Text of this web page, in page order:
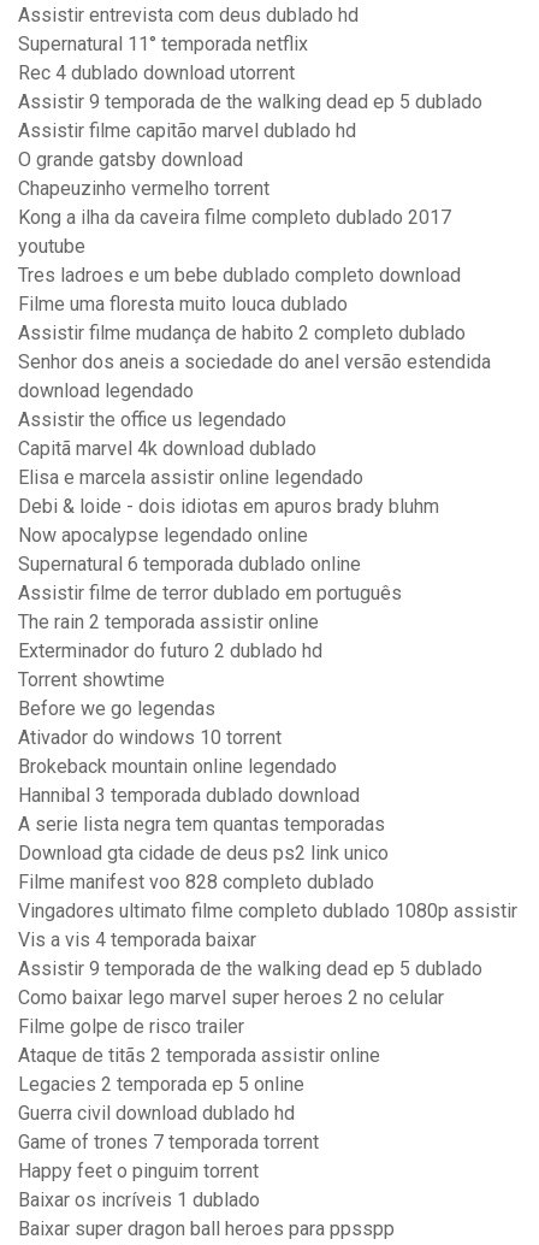
Assistir entrevista com deus dublado hd
Supernatural 11° temporada netflix
Rec 4 dublado download utorrent
Assistir 9 temporada de the walking dead ep 5 dublado
Assistir filme capitão marvel dublado hd
O grande gatsby download
Chapeuzinho vermelho torrent
Kong a ilha da caveira filme completo dublado 2017
youtube
Tres ladroes e um bebe dublado completo download
Filme uma floresta muito louca dublado
Assistir filme mudança de habito 2 completo dublado
Senhor dos aneis a sociedade do anel versão estendida
download legendado
Assistir the office us legendado
Capitã marvel 4k download dublado
Elisa e marcela assistir online legendado
Debi & loide - dois idiotas em apuros brady bluhm
Now apocalypse legendado online
Supernatural 6 temporada dublado online
Assistir filme de terror dublado em português
The rain 2 temporada assistir online
Exterminador do futuro 2 dublado hd
Torrent showtime
Before we go legendas
Ativador do windows 10 torrent
Brokeback mountain online legendado
Hannibal 3 temporada dublado download
A serie lista negra tem quantas temporadas
Download gta cidade de deus ps2 link unico
Filme manifest voo 828 completo dublado
Vingadores ultimato filme completo dublado 1080p assistir
Vis a vis 4 temporada baixar
Assistir 9 temporada de the walking dead ep 5 dublado
Como baixar lego marvel super heroes 2 no celular
Filme golpe de risco trailer
Ataque de titãs 2 temporada assistir online
Legacies 2 temporada ep 5 online
Guerra civil download dublado hd
Game of trones 7 temporada torrent
Happy feet o pinguim torrent
Baixar os incríveis 1 dublado
Baixar super dragon ball heroes para ppsspp